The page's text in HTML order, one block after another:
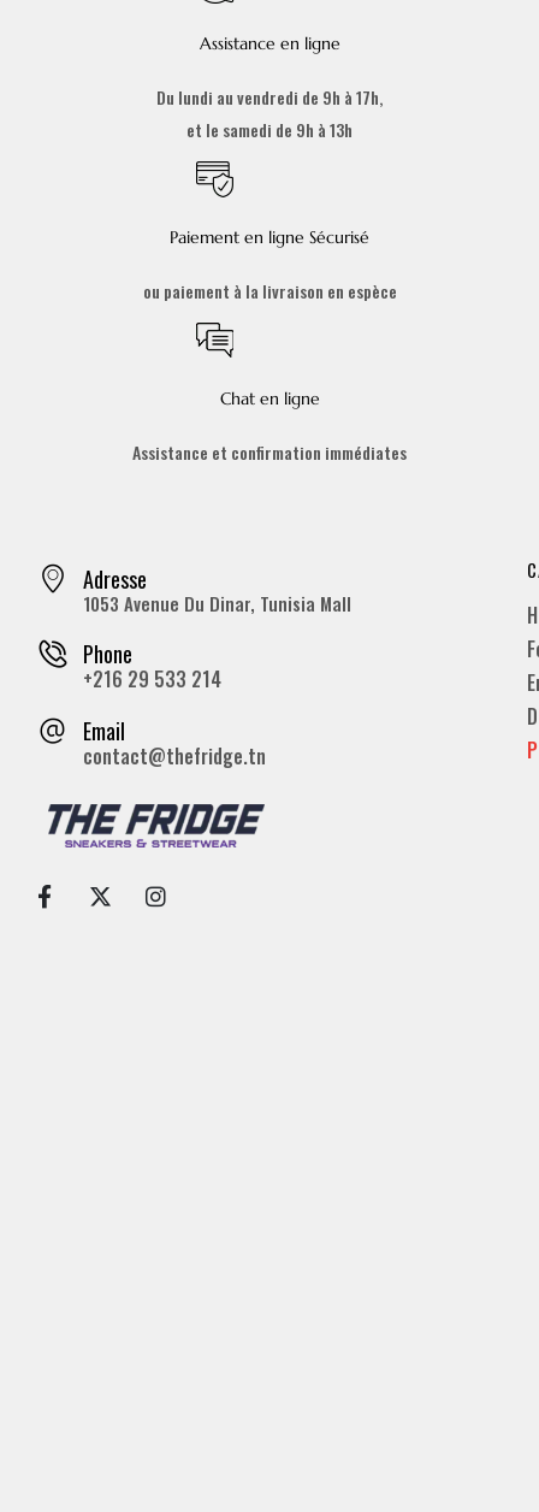
Assistance en ligne
Du lundi au vendredi de 9h à 17h,
et le samedi de 9h à 13h
Paiement en ligne Sécurisé
ou paiement à la livraison en espèce
Chat en ligne
Assistance et confirmation immédiates
Adresse
1053 Avenue Du Dinar, Tunisia Mall
Phone
+216 29 533 214
Email
contact@thefridge.tn